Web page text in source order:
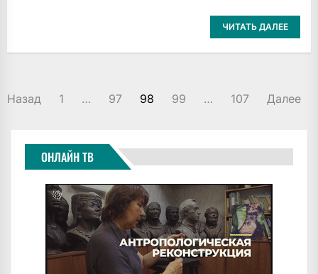
ЧИТАТЬ ДАЛЕЕ
ПАГИНАЦИЯ
Назад 1 … 97 98 99 … 107 Далее
ОНЛАЙН ТВ